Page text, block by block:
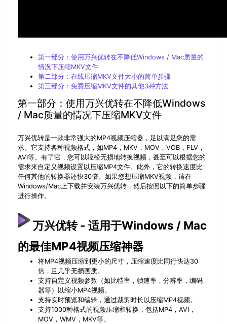
第一部分：使用万兴优转在不降低Windows / Mac质量的
情况下压缩MKV文件
第二部分：在线压缩MKV文件大小的简单步骤
第三部分：免费压缩MKV文件的其他3种方法
第一部分：使用万兴优转在不降低Windows
/ Mac质量的情况下压缩MKV文件
万兴优转是一款非常强大的MP4视频压缩器，足以满足您的需
求。它支持各种视频格式，如MP4，MKV，MOV，VOB，FLV，
AVI等。有了它，您可以轻松无损地转换视频，甚至可以根据您的
需求来自定义视频设置以压缩MP4文件。此外，它的转换速度比
任何其他的转换器还快30倍。如果您想压缩MKV视频，请在
Windows/Mac上下载并安装万兴优转，然后按照以下的简单步骤
进行操作。
万兴优转 - 适用于Windows / Mac
的最佳MP4视频压缩神器
将MP4视频压缩到更小的尺寸，压缩速度比同行快达30
倍，且几乎无损画质。
支持自定义视频参数（如比特率，帧速率，分辨率，编码
器等）以缩小MP4视频。
支持实时预览和编辑，通过裁剪时长以压缩MP4视频。
支持1000种格式的视频压缩和转换，包括MP4，AVI，
MOV，WMV，MKV等。